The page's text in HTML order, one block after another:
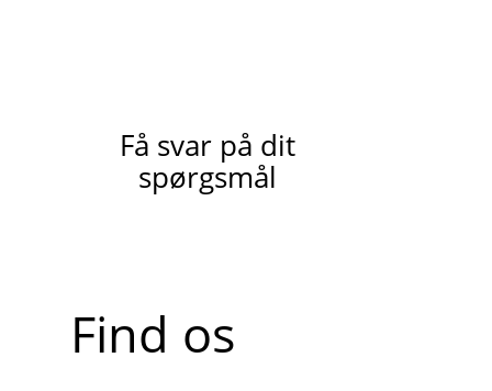
Få svar på dit
spørgsmål
Find os